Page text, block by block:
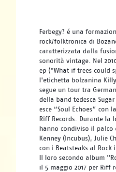
Ferbegy? é una
rock/folktronica di
caratterizzata dalla
sonorità vintage. Nel
ep ("What if trees could
l'etichetta bolzanina
segue un tour tra
della band tedesca Sugar
esce “Soul Echoes” con
Riff Records. Durante la
hanno condiviso il palco
Kenney (Incubus), Julie
con i Beatsteaks al Rock
Il loro secondo album
il 5 maggio 2017 per Riff